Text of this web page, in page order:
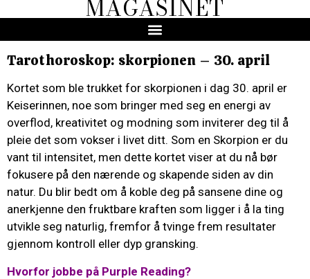
MAGASINET
Tarothoroskop: skorpionen – 30. april
Kortet som ble trukket for skorpionen i dag 30. april er
Keiserinnen, noe som bringer med seg en energi av
overflod, kreativitet og modning som inviterer deg til å
pleie det som vokser i livet ditt. Som en Skorpion er du
vant til intensitet, men dette kortet viser at du nå bør
fokusere på den nærende og skapende siden av din
natur. Du blir bedt om å koble deg på sansene dine og
anerkjenne den fruktbare kraften som ligger i å la ting
utvikle seg naturlig, fremfor å tvinge frem resultater
gjennom kontroll eller dyp gransking.
Hvorfor jobbe på Purple Reading?